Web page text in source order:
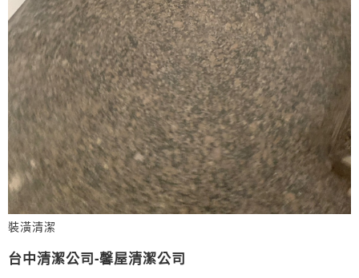
裝潢清潔
台中清潔公司-馨屋清潔公司